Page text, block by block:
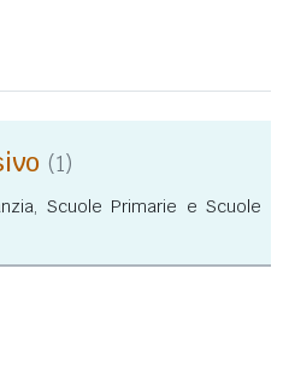
(1)
Scuole Primarie e Scuole